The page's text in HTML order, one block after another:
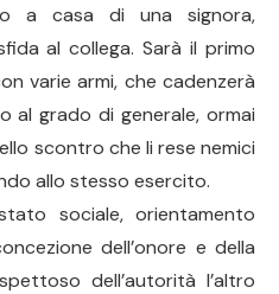
a casa di una signora,
al collega. Sarà il primo
varie armi, che cadenzerà
al grado di generale, ormai
scontro che li rese nemici
allo stesso esercito.
sociale, orientamento
dell’onore e della
dell’autorità l’altro